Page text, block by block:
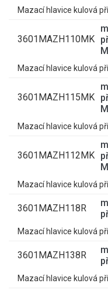
Mazací hlavice kulová
3601MAZH110MK
Mazací hlavice kulová
3601MAZH115MK
Mazací hlavice kulová
3601MAZH112MK
Mazací hlavice kulová
3601MAZH118R
Mazací hlavice kulová
3601MAZH138R
Mazací hlavice kulová